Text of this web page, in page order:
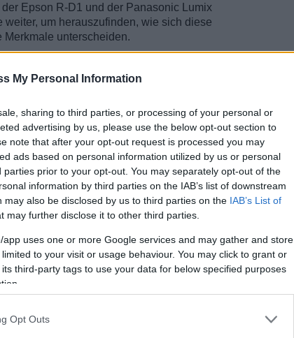
My Personal Information
sharing to third parties, or processing of your personal or
advertising by us, please use the below opt-out section to
note that after your opt-out request is processed you may
ads based on personal information utilized by us or personal
parties prior to your opt-out. You may separately opt-out of the
information by third parties on the IAB’s list of downstream
may also be disclosed by us to third parties on the IAB’s List of
may further disclose it to other third parties.
uses one or more Google services and may gather and store
to your visit or usage behaviour. You may click to grant or
third-party tags to use your data for below specified purposes
Opt Outs
Epson R-D1 und der Panasonic Lumix
um herauszufinden, wie sich diese
unterscheiden.
Panasonic L1 werden in der
entsprechend ihrer
gerundet.